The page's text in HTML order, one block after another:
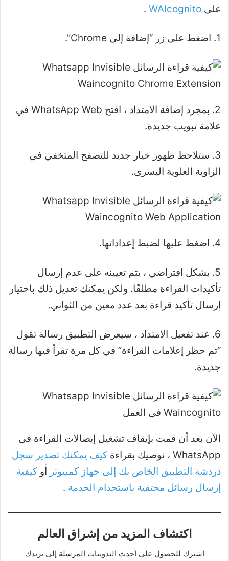
على WAIcognito
.
1. اضغط على زر “إضافة إلى Chrome”.
2. بمجرد إضافة الامتداد ، افتح WhatsApp Web في
علامة تبويب جديدة.
3. ستلاحظ ظهور خيار جديد للتصفح المتخفي في
الزاوية العلوية اليسرى.
4. اضغط عليها لضبط إعداداتها.
5. بشكل افتراضي ، يتم تعيينه على عدم إرسال
تأكيدات القراءة مطلقًا. ولكن يمكنك تعديل ذلك باختيار
إرسال تأكيد قراءة بعد عدد معين من الثواني.
6. عند تفعيل الامتداد ، سيعرض التطبيق رسالة تقول
“تم حظر إعلامات القراءة” في كل مرة تقرأ فيها رسالة
جديدة.
الآن بعد أن قمت بإيقاف تشغيل إيصالات القراءة في
WhatsApp ، نوصيك بقراءة
كيف يمكنك تصدير سجل
دردشة التطبيق الخاص بك إلى جهاز كمبيوتر أو كيفية
إرسال رسائل مختفية باستخدام الخدمة .
اكتشاف المزيد من إشراق العالم
اشترك للحصول على أحدث التدوينات المرسلة إلى بريدك